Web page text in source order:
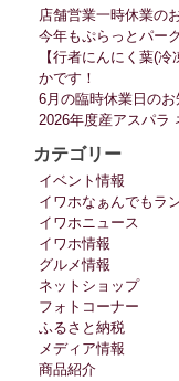
店舗営業一時休業の
今年もぷらっとパー
【行者にんにく葉(
かです！
6月の臨時休業日の
2026年度産アスパラ
カテゴリー
イベント情報
イワホなぁんでもラ
イワホニュース
イワホ情報
グルメ情報
ネットショップ
フォトコーナー
ふるさと納税
メディア情報
商品紹介